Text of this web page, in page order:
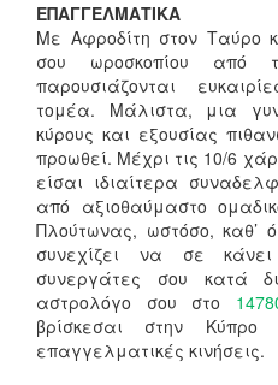
ΕΠΑΓΓΕΛΜΑΤΙΚΑ
Με Αφροδίτη στον Ταύρο
σου ωροσκοπίου
παρουσιάζονται
τομέα. Μάλιστα, μια
κύρους και εξουσίας
προωθεί. Μέχρι τις 10/6
είσαι ιδιαίτερα
από αξιοθαύμαστο
Πλούτωνας, ωστόσο, καθ’
συνεχίζει να σε
συνεργάτες σου κατά
αστρολόγο σου στο
βρίσκεσαι στην
επαγγελματικές κινήσεις.